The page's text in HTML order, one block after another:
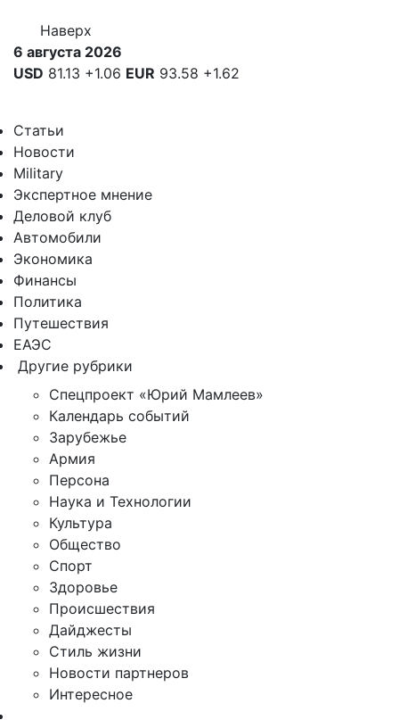
Наверх
6 августа 2026
USD 81.13 +1.06 EUR 93.58 +1.62
Статьи
Новости
Military
Экспертное мнение
Деловой клуб
Автомобили
Экономика
Финансы
Политика
Путешествия
ЕАЭС
Другие рубрики
Спецпроект «Юрий Мамлеев»
Календарь событий
Зарубежье
Армия
Персона
Наука и Технологии
Культура
Общество
Спорт
Здоровье
Происшествия
Дайджесты
Стиль жизни
Новости партнеров
Интересное